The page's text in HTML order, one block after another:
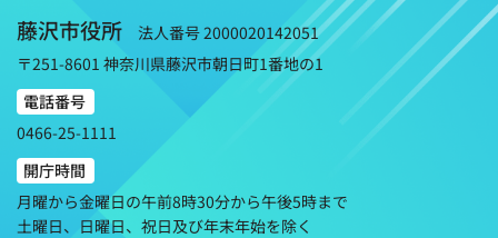
藤沢市役所
法人番号 2000020142051
〒251-8601 神奈川県藤沢市朝日町1番地の1
電話番号
0466-25-1111
開庁時間
月曜から金曜日の午前8時30分から午後5時まで
土曜日、日曜日、祝日及び年末年始を除く